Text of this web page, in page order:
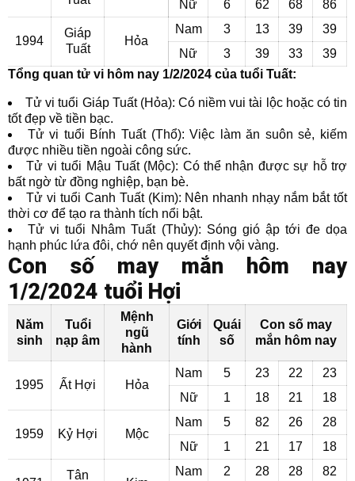
Nữ
6 62 68 86
1994
Giáp
Tuất
Hỏa
Nam 3 13 39
39
Nữ
3 39 33
39
Tổng quan tử vi hôm nay 1/2/2024 của tuổi Tuất:
Tử vi tuổi Giáp Tuất (Hỏa): Có niềm vui tài lộc hoặc có tin
tốt đẹp về tiền bạc.
Tử vi tuổi Bính Tuất (Thổ): Việc làm ăn suôn sẻ, kiếm
được nhiều tiền ngoài công sức.
Tử vi tuổi Mậu Tuất (Mộc): Có thể nhận được sự hỗ trợ
bất ngờ từ đồng nghiệp, bạn bè.
Tử vi tuổi Canh Tuất (Kim): Nên nhanh nhạy nắm bắt tốt
thời cơ để tạo ra thành tích nổi bật.
Tử vi tuổi Nhâm Tuất (Thủy): Sóng gió ập tới đe dọa
hạnh phúc lứa đôi, chớ nên quyết định vội vàng.
Con số may mắn hôm nay
1/2/2024 tuổi Hợi
Năm
sinh
Tuổi
nạp âm
Mệnh
ngũ
hành
Giới
tính
Quái
số
Con số may
mắn hôm nay
1995 Ất Hợi Hỏa
Nam 5 23 22
23
Nữ
1 18 21 18
1959 Kỷ Hợi Mộc
Nam 5 82 26
28
Nữ
1 21 17 18
Tân
Nam 2 28 28
82